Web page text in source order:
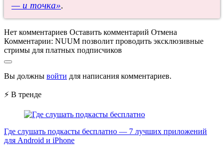
— и точка».
Нет комментариев Оставить комментарий Отмена
Комментарии: NUUM позволит проводить эксклюзивные
стримы для платных подписчиков
Вы должны войти для написания комментариев.
⚡ В тренде
Где слушать подкасты бесплатно — 7 лучших приложений
для Android и iPhone